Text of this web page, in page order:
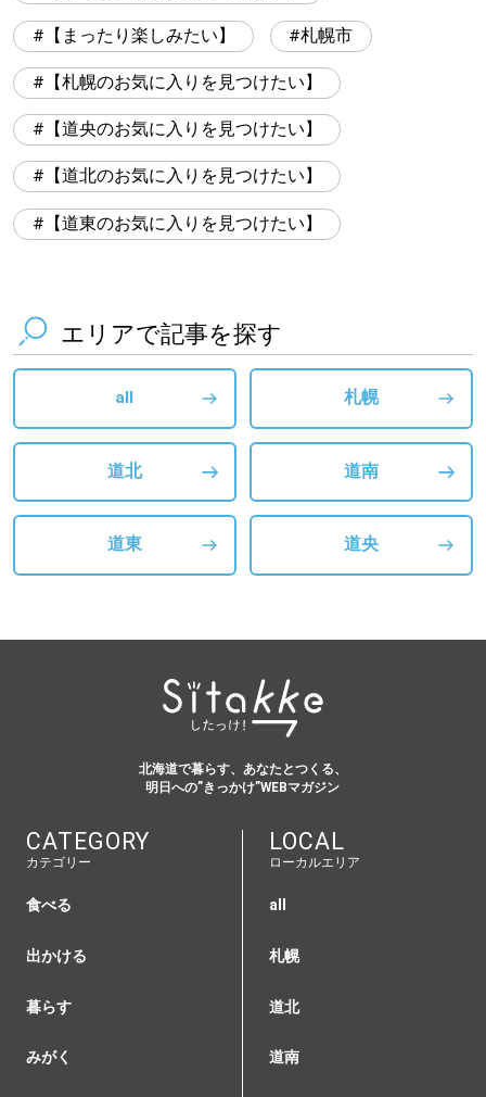
【まったり楽しみたい】 札幌市
【札幌のお気に入りを見つけたい】
【道央のお気に入りを見つけたい】
【道北のお気に入りを見つけたい】
【道東のお気に入りを見つけたい】
エリアで記事を探す
all 札幌
道北 道南
道東 道央
北海道で暮らす、あなたとつくる、
明日への”きっかけ”WEBマガジン
CATEGORY
カテゴリー
食べる
出かける
暮らす
みがく
LOCAL
ローカルエリア
all
札幌
道北
道南